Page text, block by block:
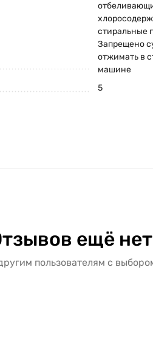
стиральные
Запрещено
отжимать в
машине
5
ещё
пользователям с